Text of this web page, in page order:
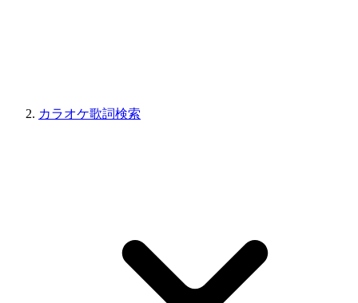
カラオケ歌詞検索